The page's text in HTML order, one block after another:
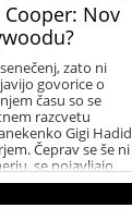
Nov
zato ni
govorice o
času so se
razcvetu
Gigi Hadid
Čeprav se še ni
se pojavljajo
med